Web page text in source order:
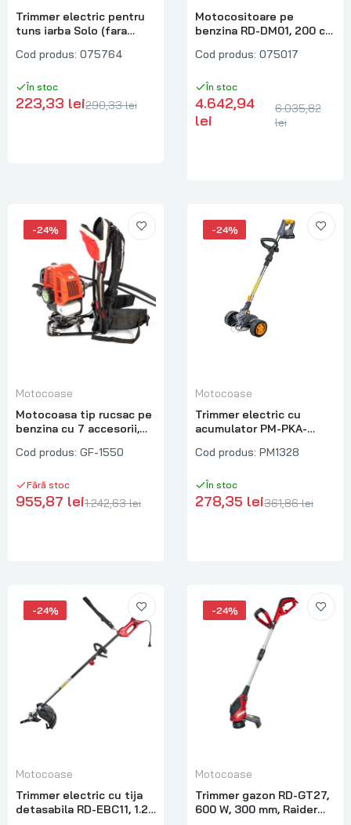
Trimmer electric pentru
tuns iarba Solo (fara
RDP-YGT20, 25 cm,
Cod produs: 075764
În stoc
223,33 lei290,33 lei
Motocositoare pe
benzina RD-DM01, 200 cc,
Raider 075017
Cod produs: 075017
În stoc
4.642,94
lei
6.035,82
lei
-24%
Motocoase
Motocoasa tip rucsac pe
benzina cu 7 accesorii,
1550
Cod produs: GF-1550
Fără stoc
955,87 lei1.242,63 lei
-24%
Motocoase
Trimmer electric cu
acumulator PM-PKA-
PM1328
Cod produs: PM1328
În stoc
278,35 lei361,86 lei
-24%
Motocoase
Trimmer electric cu tija
detasabila RD-EBC11, 1.2
-24%
Motocoase
Trimmer gazon RD-GT27,
600 W, 300 mm, Raider